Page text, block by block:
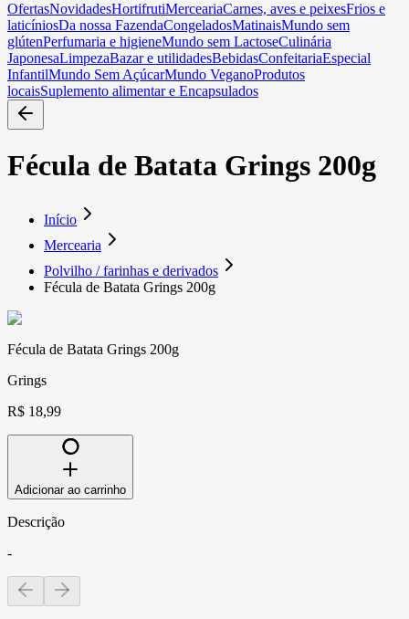
OfertasNovidadesHortifrutiMerceariaCarnes, aves e peixesFrios e
laticíniosDa nossa FazendaCongeladosMatinaisMundo sem
glútenPerfumaria e higieneMundo sem LactoseCulinária
JaponesaLimpezaBazar e utilidadesBebidasConfeitariaEspecial
InfantilMundo Sem AçúcarMundo VeganoProdutos
locaisSuplemento alimentar e Encapsulados
Fécula de Batata Grings 200g
Início
Mercearia
Polvilho / farinhas e derivados
Fécula de Batata Grings 200g
Fécula de Batata Grings 200g
Grings
R$ 18,99
Adicionar ao carrinho
Descrição
-